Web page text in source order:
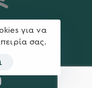
για να
σας.